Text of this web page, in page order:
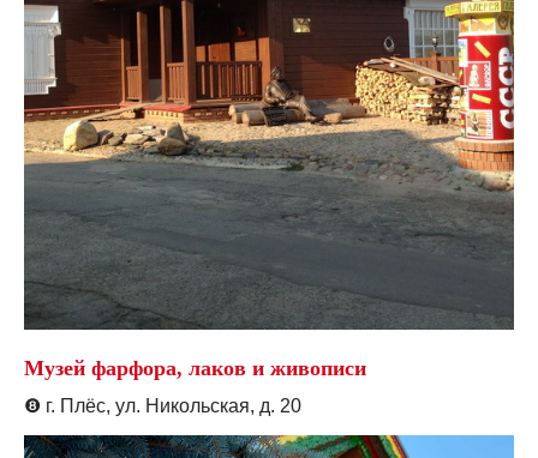
Музей фарфора, лаков и живописи
❽ г. Плёс, ул. Никольская, д. 20